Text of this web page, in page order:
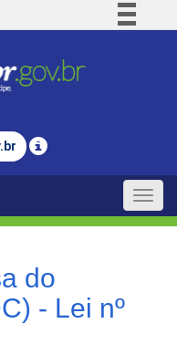
Comunica BR
Legislação
Toggle
do
- Lei nº